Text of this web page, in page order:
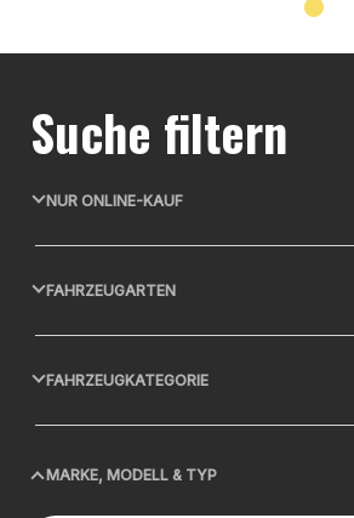
Suche filtern
NUR ONLINE-KAUF
FAHRZEUGARTEN
FAHRZEUGKATEGORIE
MARKE, MODELL & TYP